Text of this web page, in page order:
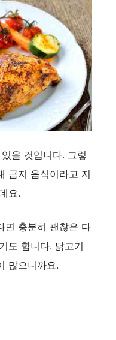
을 것입니다. 그렇
금지 음식이라고 지
요.
면 충분히 괜찮은 다
도 합니다. 닭고기
많으니까요.